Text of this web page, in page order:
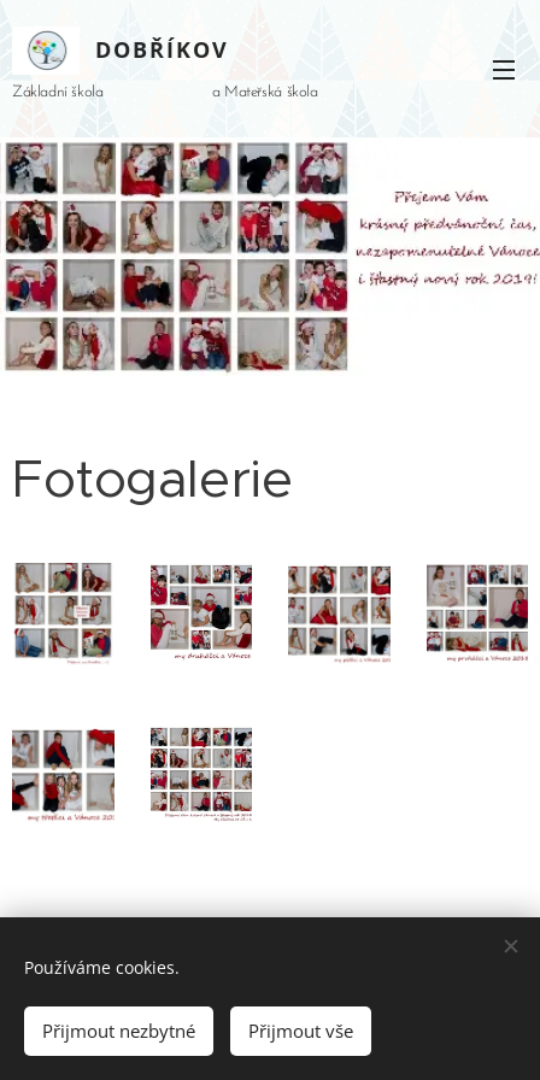
DOBŘÍKOV
Základní škola a Mateřská škola
Fotogalerie
ZŠ A MŠ DOBŘÍKOV Cookies
Používáme cookies.
Přijmout nezbytné Přijmout vše